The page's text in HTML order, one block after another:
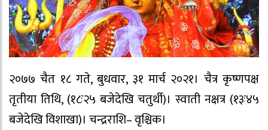
२०७७ चैत १८ गते, बुधवार, ३१ मार्च २०२१। चैत्र कृष्णपक्ष
तृतीया तिथि, (१८ः२५ बजेदेखि चतुर्थी)। स्वाती नक्षत्र (१३ः४५
बजेदेखि विशाखा)। चन्द्रराशि– वृश्चिक।